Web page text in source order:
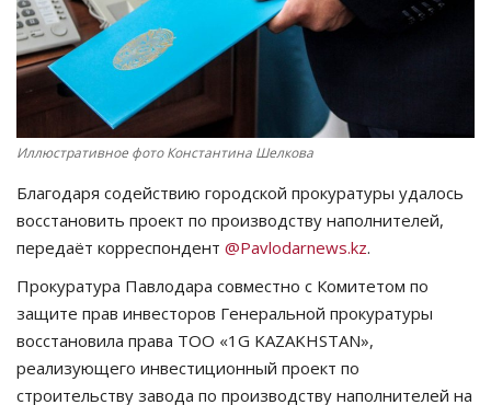
Чек-лист
РАЗВЛЕЧЕНИЯ
OFFICIAL
Курултай
Язык
Қазақша Русский
Иллюстративное фото Константина Шелкова
Благодаря содействию городской прокуратуры удалось
восстановить проект по производству наполнителей,
передаёт корреспондент @Pavlodarnews.kz.
Прокуратура Павлодара совместно с Комитетом по
защите прав инвесторов Генеральной прокуратуры
восстановила права ТОО «1G KAZAKHSTAN»,
реализующего инвестиционный проект по
строительству завода по производству наполнителей на